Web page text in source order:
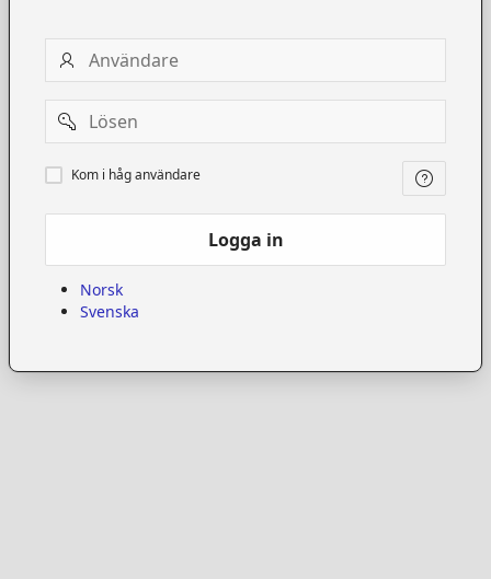
Användare
Password
Kom
i
Kom i håg användare
Logga in
Norsk
Svenska